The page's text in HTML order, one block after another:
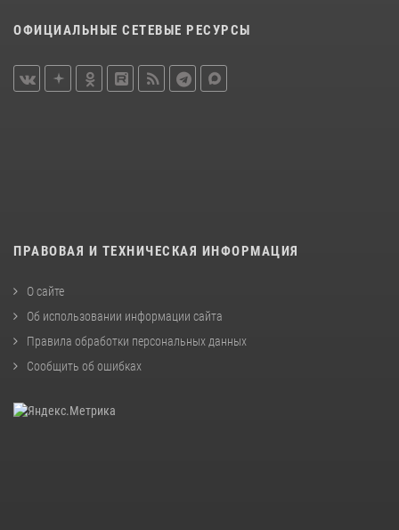
ОФИЦИАЛЬНЫЕ СЕТЕВЫЕ РЕСУРСЫ
ПРАВОВАЯ И ТЕХНИЧЕСКАЯ ИНФОРМАЦИЯ
О сайте
Об использовании информации сайта
Правила обработки персональных данных
Сообщить об ошибках